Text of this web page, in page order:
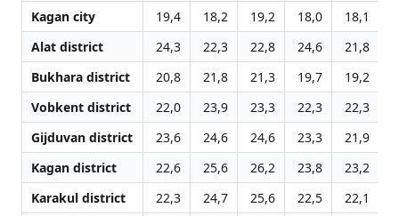
Kagan city
19,4 18,2 19,2 18,0 18,1
Alat district
24,3 22,3 22,8 24,6 21,8
Bukhara district
20,8 21,8 21,3 19,7 19,2
Vobkent district
22,0 23,9 23,3 22,3 22,3
Gijduvan district
23,6 24,6 24,6 23,3 21,9
Kagan district
22,6 25,6 26,2 23,8 23,2
Karakul district
22,3 24,7 25,6 22,5 22,1